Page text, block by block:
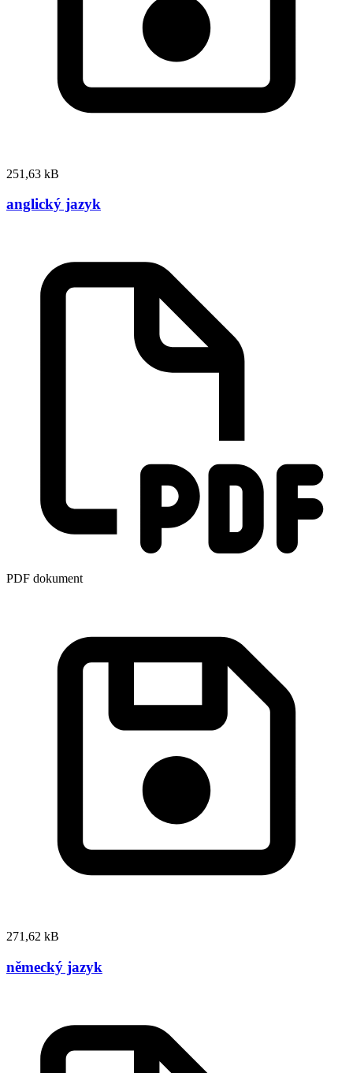
251,63 kB
anglický jazyk
PDF dokument
271,62 kB
německý jazyk